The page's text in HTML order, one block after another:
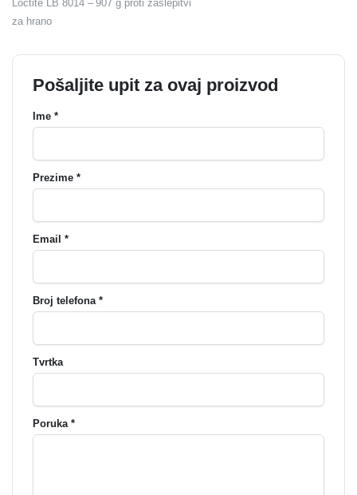
Loctite LB 8014 – 907 g proti zaslepitvi
za hrano
Pošaljite upit za ovaj proizvod
Ime *
Prezime *
Email *
Broj telefona *
Tvrtka
Poruka *